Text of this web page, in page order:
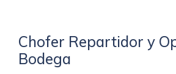
Chofer Repartidor y
Bodega